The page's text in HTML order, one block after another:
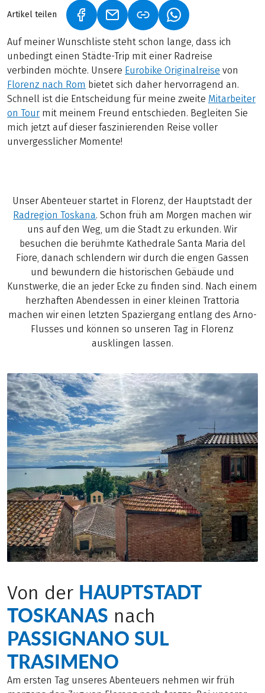
Artikel teilen (LINK ÖFFNET IN NEUEM TAB)
(LINK ÖFFNET IN NEUEM TAB)
(LINK ÖFFNET IN
Auf meiner Wunschliste steht schon lange, dass ich
unbedingt einen Städte-Trip mit einer Radreise
verbinden möchte. Unsere Eurobike Originalreise von
Florenz nach Rom bietet sich daher hervorragend an.
Schnell ist die Entscheidung für meine zweite Mitarbeiter
on Tour mit meinem Freund entschieden. Begleiten Sie
mich jetzt auf dieser faszinierenden Reise voller
unvergesslicher Momente!
Unser Abenteuer startet in Florenz, der Hauptstadt der
Radregion Toskana. Schon früh am Morgen machen wir
uns auf den Weg, um die Stadt zu erkunden. Wir
besuchen die berühmte Kathedrale Santa Maria del
Fiore, danach schlendern wir durch die engen Gassen
und bewundern die historischen Gebäude und
Kunstwerke, die an jeder Ecke zu finden sind. Nach einem
herzhaften Abendessen in einer kleinen Trattoria
machen wir einen letzten Spaziergang entlang des Arno-
Flusses und können so unseren Tag in Florenz
ausklingen lassen.
Von der HAUPTSTADT
TOSKANAS nach
PASSIGNANO SUL
TRASIMENO
Am ersten Tag unseres Abenteuers nehmen wir früh